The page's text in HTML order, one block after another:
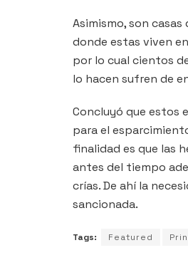
Asimismo, son
donde estas viven
por lo cual cientos
lo hacen sufren de
Concluyó que estos
para el
finalidad es que las
antes del tiempo
crías. De ahí la
sancionada.
Tags: Featured